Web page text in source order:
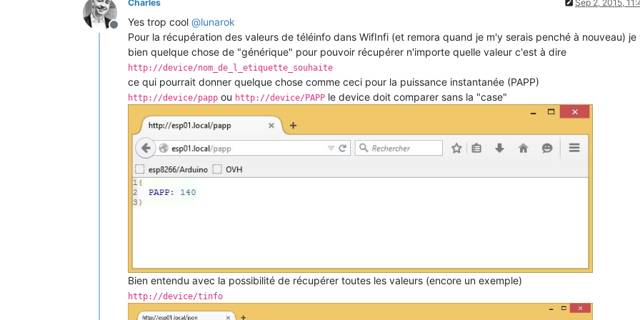
Offline
Charles Sep 2, 2015,
Yes trop cool @lunarok
Pour la récupération des valeurs de téléinfo dans WifInfi (et remora quand je m'y serais penché à nouveau) je
bien quelque chose de "générique" pour pouvoir récupérer n'importe quelle valeur c'est à dire
http://device/nom_de_l_etiquette_souhaite
ce qui pourrait donner quelque chose comme ceci pour la puissance instantanée (PAPP)
http://device/papp ou http://device/PAPP le device doit comparer sans la "case"
Bien entendu avec la possibilité de récupérer toutes les valeurs (encore un exemple)
http://device/tinfo